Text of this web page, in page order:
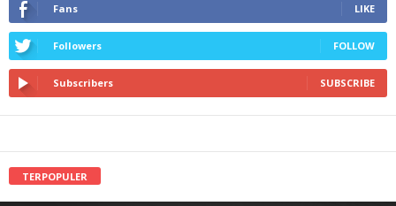
Fans LIKE
Followers FOLLOW
Subscribers SUBSCRIBE
TERPOPULER